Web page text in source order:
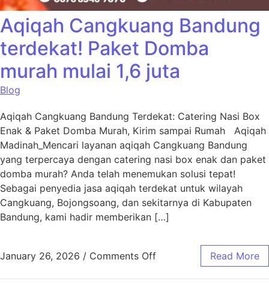
Aqiqah Cangkuang Bandung
terdekat! Paket Domba
murah mulai 1,6 juta
Blog
Aqiqah Cangkuang Bandung Terdekat: Catering Nasi Box
Enak & Paket Domba Murah, Kirim sampai Rumah Aqiqah
Madinah_Mencari layanan aqiqah Cangkuang Bandung
yang terpercaya dengan catering nasi box enak dan paket
domba murah? Anda telah menemukan solusi tepat!
Sebagai penyedia jasa aqiqah terdekat untuk wilayah
Cangkuang, Bojongsoang, dan sekitarnya di Kabupaten
Bandung, kami hadir memberikan […]
January 26, 2026 / Comments Off Read More